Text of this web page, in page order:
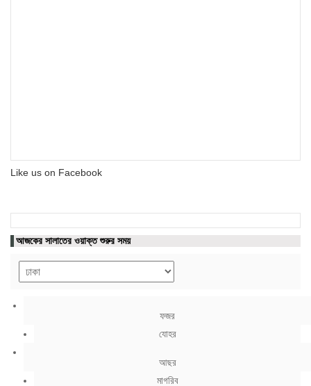
Like us on Facebook
আজকের সালাতের ওয়াক্ত শুরুর সময়
ফজর
যোহর
আছর
মাগরিব